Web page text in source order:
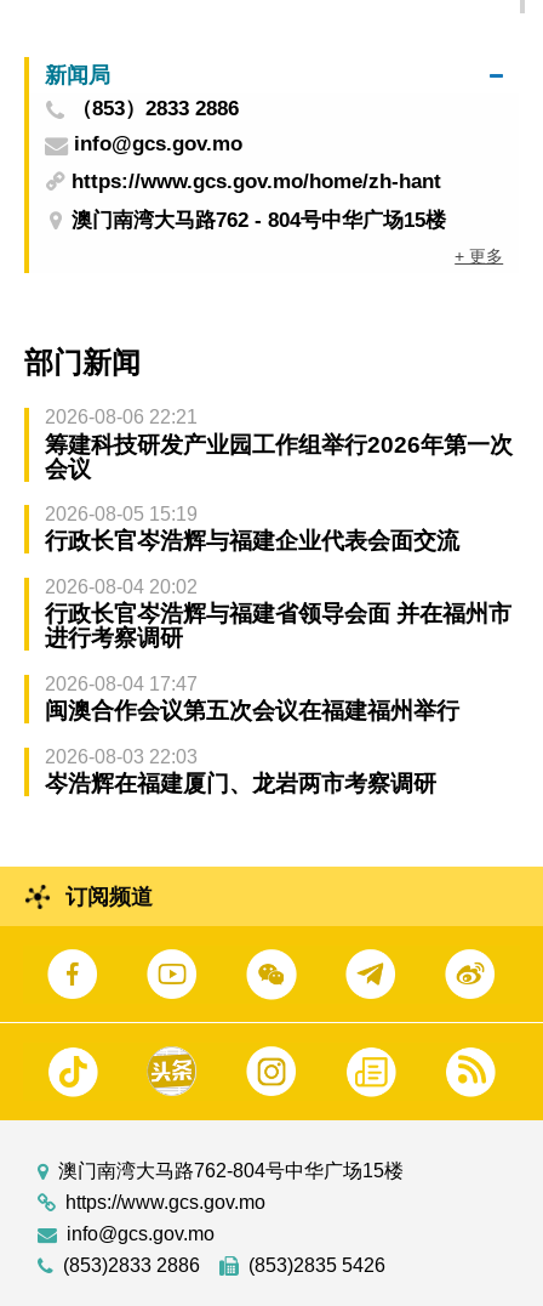
新闻局
（853）2833 2886
info@gcs.gov.mo
https://www.gcs.gov.mo/home/zh-hant
澳门南湾大马路762 - 804号中华广场15楼
+ 更多
部门新闻
2026-08-06 22:21
筹建科技研发产业园工作组举行2026年第一次
会议
2026-08-05 15:19
行政长官岑浩辉与福建企业代表会面交流
2026-08-04 20:02
行政长官岑浩辉与福建省领导会面 并在福州市
进行考察调研
2026-08-04 17:47
闽澳合作会议第五次会议在福建福州举行
2026-08-03 22:03
岑浩辉在福建厦门、龙岩两市考察调研
订阅频道
澳门南湾大马路762-804号中华广场15楼
https://www.gcs.gov.mo
info@gcs.gov.mo
(853)2833 2886
(853)2835 5426